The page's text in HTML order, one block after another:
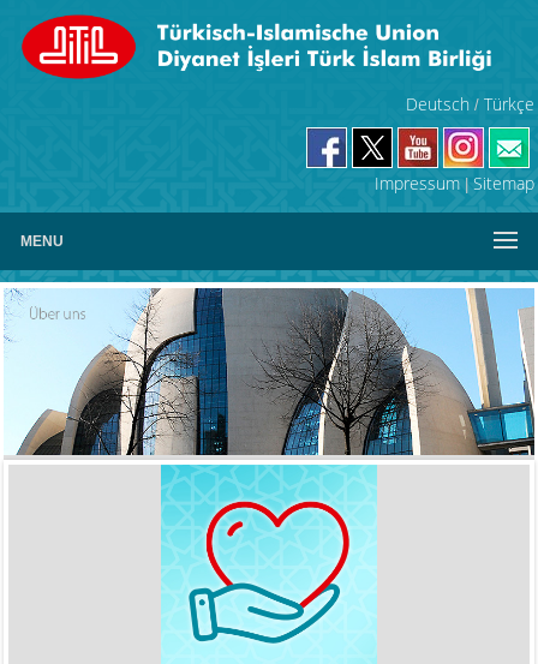
Deutsch / Türkçe
Impressum| Sitemap
MENU